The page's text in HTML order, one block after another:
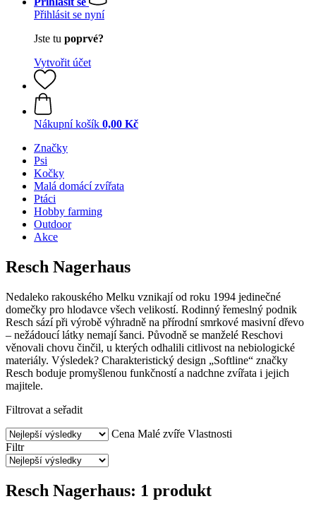
Přihlásit se nyní
Jste tu poprvé?
Vytvořit účet
Nákupní košík 0,00 Kč
Značky
Psi
Kočky
Malá domácí zvířata
Ptáci
Hobby farming
Outdoor
Akce
Resch Nagerhaus
Nedaleko rakouského Melku vznikají od roku 1994 jedinečné
domečky pro hlodavce všech velikostí. Rodinný řemeslný podnik
Resch sází při výrobě výhradně na přírodní smrkové masivní dřevo
– nežádoucí látky nemají šanci. Původně se manželé Reschovi
věnovali chovu činčil, u kterých odhalili citlivost na nebiologické
materiály. Výsledek? Charakteristický design „Softline“ značky
Resch boduje promyšlenou funkčností a nadchne zvířata i jejich
majitele.
Filtrovat a seřadit
Cena Malé zvíře Vlastnosti
Filtr
Resch Nagerhaus: 1 produkt